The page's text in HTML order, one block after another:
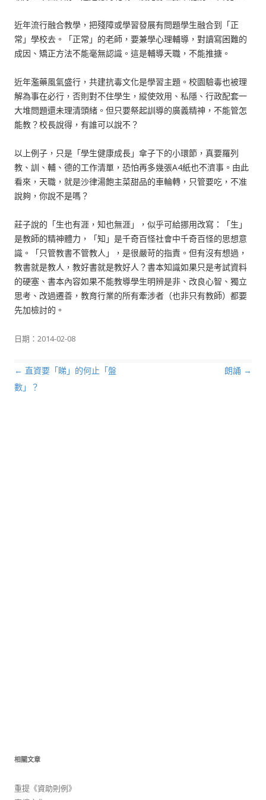
近年流行融合教學，把殘障或學習發展有問題學生融合到「正
常」學校去。「正常」的老師，要兼學心理輔導，對讀寫困難的
成因、矯正方法不能毫無認識。這是輔導天職，不能推搪。
近年濫藥風氣盛行，共建抗毒文化是學習主題。校園驗毒也被理
解為事在必行，否則對不住學生，縱使效用、私隱、行政配套一
大堆問題還未理清頭緒。但只要祭起訓導的廣義精神，不能管怎
能教？校長說得，有誰可以說不？
以上例子，只是「學生健康成長」傘子下的小環節，真要羅列
教、訓、輔、德的工作清單，恐怕再多幾張A4紙也不濟事。由此
看來，天職，就是沙律湯飽主菜甜品的車輪轉，只管要吃，不准
說夠，你說不是嗎？
莊子說的「生也有涯，知也無涯」，似乎可給挪用改寫：「生」
是教師的精神體力，「知」是千奇百怪社會中千奇百怪的思想意
識。「只管教書不管教人」，是很嚴苛的指責。但有沒有想過，
教書就是教人，教好書就是教好人？書本知識如果只是考試資料
的硬塞、書本內容如果不能教導學生明辨是非、改良心智、獨立
思考、改過遷善，教育行業的所有牽涉者（也非只有教師）都要
先加檢討的。
日期： 2014-02-08
文章導航列
← 直資要「睇」的何止「盤
數」？
朗誦 →
相關文章
重提《資助則例》